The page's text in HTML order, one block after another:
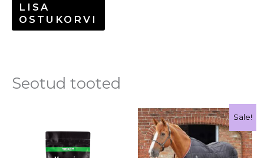
LISA
OSTUKORVI
Seotud tooted
Hinnavahemik:
kuni
€64.80
Sellel
tootel
on
Sale!
€89.95
kuni
€108.95